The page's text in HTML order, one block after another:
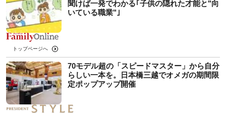
聞けば一発でわかる｢子供の隠れた才能と"向
いている職業"｣
トップページへ
70モデル超の「スピードマスター」から自分
らしい一本を。日本橋三越でオメガの期間限
定ポップアップ開催